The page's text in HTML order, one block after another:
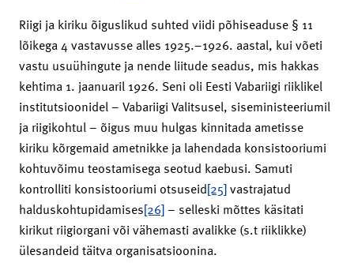
Riigi ja kiriku õiguslikud suhted viidi põhiseaduse § 11
lõikega 4 vastavusse alles 1925.–1926. aastal, kui võeti
vastu usuühingute ja nende liitude seadus, mis hakkas
kehtima 1. jaanuaril 1926. Seni oli Eesti Vabariigi riiklikel
institutsioonidel – Vabariigi Valitsusel, siseministeeriumil
ja riigikohtul – õigus muu hulgas kinnitada ametisse
kiriku kõrgemaid ametnikke ja lahendada konsistooriumi
kohtuvõimu teostamisega seotud kaebusi. Samuti
kontrolliti konsistooriumi otsuseid[25]vastrajatud
halduskohtupidamises[26]– selleski mõttes käsitati
kirikut riigiorgani või vähemasti avalikke (s.t riiklikke)
ülesandeid täitva organisatsioonina.